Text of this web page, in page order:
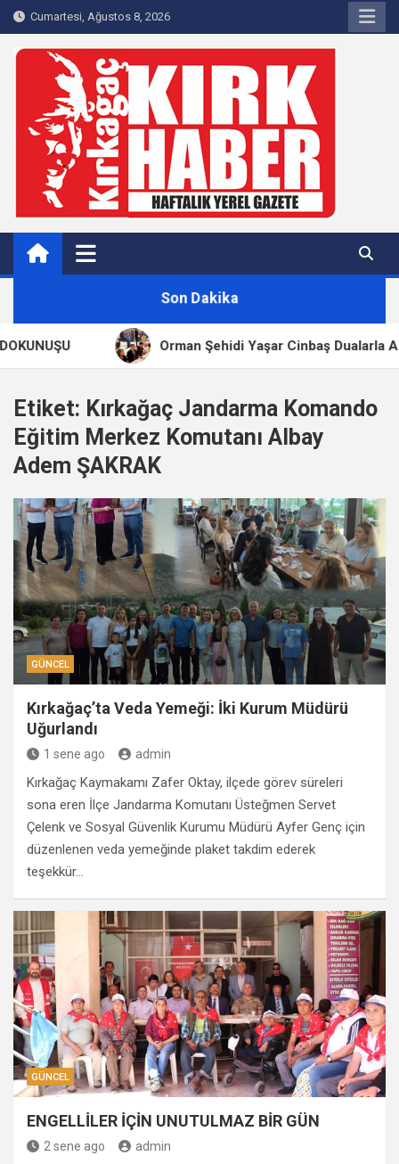
Skip
to
content
Cumartesi, Ağustos 8, 2026
Kırkağaç 40Haber
Kırkağaç'ın Yerel Haber Sitesi
Son Dakika
Orman Şehidi Yaşar Cinbaş Dualarla Anıldı
Etiket: Kırkağaç Jandarma Komando
Eğitim Merkez Komutanı Albay
Adem ŞAKRAK
GÜNCEL
Kırkağaç’ta Veda Yemeği: İki Kurum Müdürü
Uğurlandı
1 sene ago admin
Kırkağaç Kaymakamı Zafer Oktay, ilçede görev süreleri
sona eren İlçe Jandarma Komutanı Üsteğmen Servet
Çelenk ve Sosyal Güvenlik Kurumu Müdürü Ayfer Genç için
düzenlenen veda yemeğinde plaket takdim ederek
teşekkür…
GÜNCEL
ENGELLİLER İÇİN UNUTULMAZ BİR GÜN
2 sene ago admin